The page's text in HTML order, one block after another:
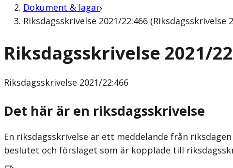
Dokument & lagar
Riksdagsskrivelse 2021/22:466 (Riksdagsskrivelse
Riksdagsskrivelse 2021/
Riksdagsskrivelse 2021/22:466
Det här är en riksdagsskrivelse
En riksdagsskrivelse är ett meddelande från
beslutet och förslaget som är kopplade till